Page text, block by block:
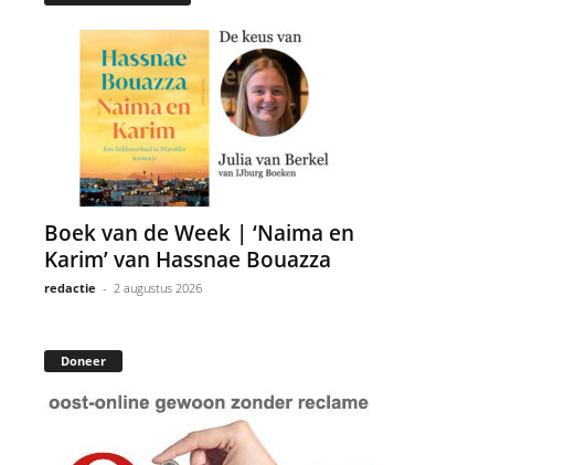
Boek van de Week | ‘Naima en
Karim’ van Hassnae Bouazza
redactie - 2 augustus 2026
Doneer